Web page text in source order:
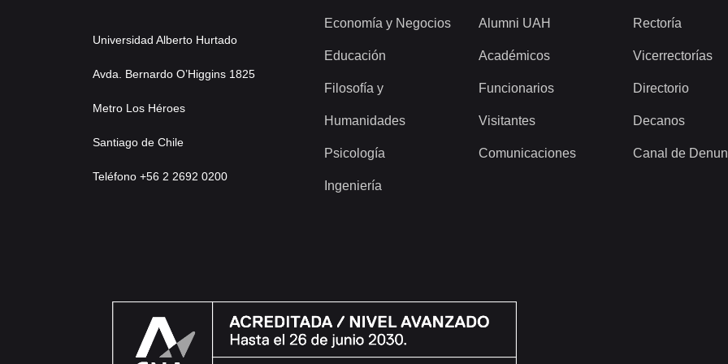
Universidad Alberto Hurtado
Avda. Bernardo O’Higgins 1825
Metro Los Héroes
Santiago de Chile
Teléfono +56 2 2692 0200
Economía y Negocios
Educación
Filosofía y
Humanidades
Psicología
Ingeniería
Alumni UAH
Académicos
Funcionarios
Visitantes
Comunicaciones
Rectoría
Vicerrectorías
Directorio
Decanos
Canal de